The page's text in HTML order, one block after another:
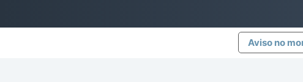
Aviso no